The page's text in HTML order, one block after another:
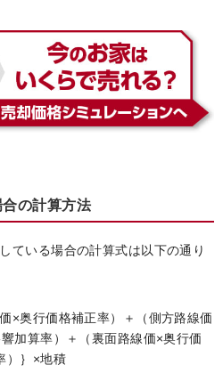
の計算方法
ている場合の計算式は以下の通り
×奥行価格補正率）＋（側方路線価
加算率）＋（裏面路線価×奥行価
）｝×地積